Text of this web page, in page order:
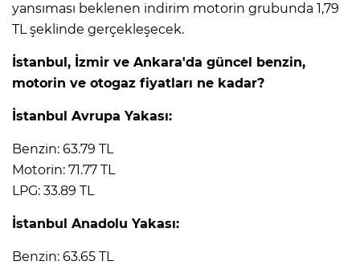
yansıması beklenen indirim motorin grubunda 1,79
TL şeklinde gerçekleşecek.
İstanbul, İzmir ve Ankara'da güncel benzin,
motorin ve otogaz fiyatları ne kadar?
İstanbul Avrupa Yakası:
Benzin: 63.79 TL
Motorin: 71.77 TL
LPG: 33.89 TL
İstanbul Anadolu Yakası:
Benzin: 63.65 TL